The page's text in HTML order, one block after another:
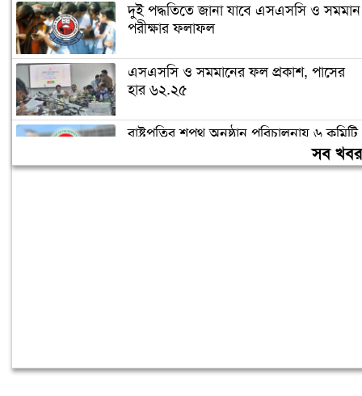
দুই পদ্ধতিতে জানা যাবে এসএসসি ও সমমান
পরীক্ষার ফলাফল
এসএসসি ও সমমানের ফল প্রকাশ, পাসের
হার ৬২.২৫
রাষ্ট্রপতির শপথ অনুষ্ঠান পরিচালনায় ৬ কমিটি
সব